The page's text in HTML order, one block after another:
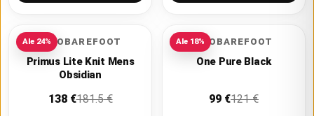
VIVOBAREFOOT
Primus Lite Knit Mens
Obsidian
138€181.5€
Ale 24% NEOBAREFOOT
One Pure Black
99 €121€
Ale 18%